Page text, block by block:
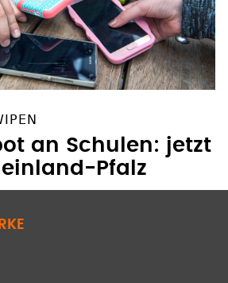
an Schulen: jetzt
Pfalz